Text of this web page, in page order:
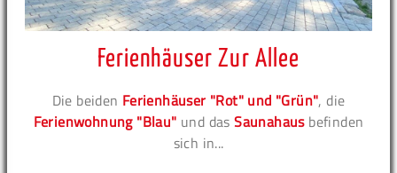
Ferienhäuser Zur Allee
Die beiden Ferienhäuser "Rot" und "Grün", die
Ferienwohnung "Blau" und dasSaunahausbefinden
sich in...